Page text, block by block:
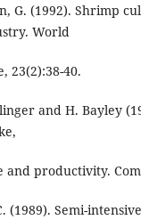
G. (1992). Shrimp
World
23(2):38-40.
and H. Bayley
productivity.
(1989). Semi-